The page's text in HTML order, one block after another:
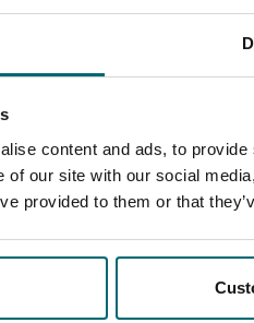
content and ads, to
of our site with our social
provided to them or that
haddenOC Carplake
jongens deden hun uiterste
We vatten de feedback